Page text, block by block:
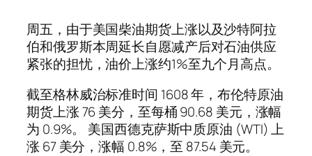
周五，由于美国柴油期货上涨以及沙特阿拉
伯和俄罗斯本周延长自愿减产后对石油供应
紧张的担忧，油价上涨约1%至九个月高点。
截至格林威治标准时间 1608 年，布伦特原油
期货上涨 76 美分，至每桶 90.68 美元，涨幅
为 0.9%。 美国西德克萨斯中质原油 (WTI) 上
涨 67 美分，涨幅 0.8%，至 87.54 美元。